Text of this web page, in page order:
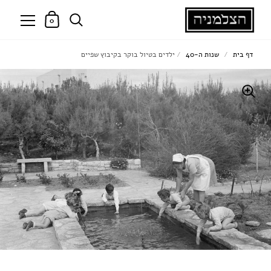
0
דף בית / שנות ה-40 / ילדים בטיול בוקר בקיבוץ שפיים